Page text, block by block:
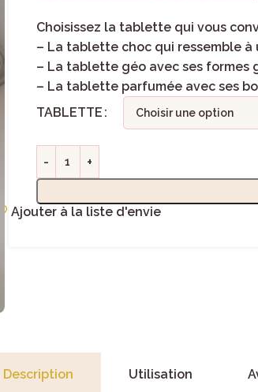
Choisissez la tablette qui vous
– La tablette chocqui ressemble à
– La tablette géoavec ses formes
– La tablette parfuméeavec ses
TABLETTE
Ajouter à la liste d'envie
Description Utilisation